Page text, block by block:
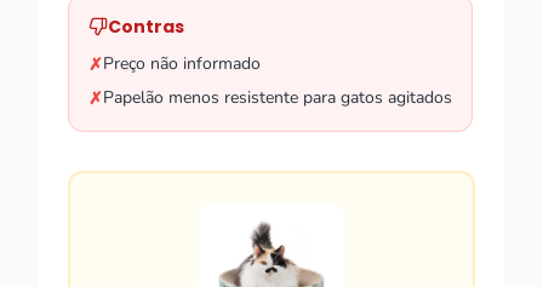
Contras
✗Preço não informado
✗Papelão menos resistente para gatos agitados